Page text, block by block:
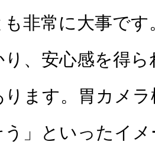
非常に大事で
、安心感を得
ります。胃カメ
」といったイ